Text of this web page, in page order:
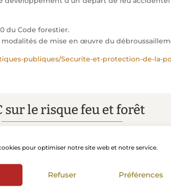
pour optimiser notre site web et notre service.
Refuser Préférences
du Code forestier.
de mise en œuvre du
publiques/Securite-et-protection-de-la-
sur le risque feu et forêt
Annexe1 définitions